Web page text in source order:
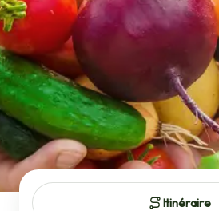
Itinéraire